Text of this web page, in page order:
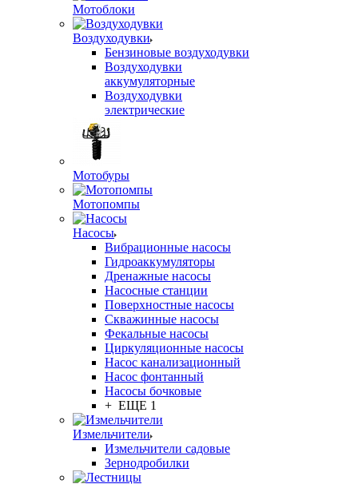
Мотоблоки
Воздуходувки
Бензиновые воздуходувки
Воздуходувки
аккумуляторные
Воздуходувки
электрические
Мотобуры
Мотопомпы
Насосы
Вибрационные насосы
Гидроаккумуляторы
Дренажные насосы
Насосные станции
Поверхностные насосы
Скважинные насосы
Фекальные насосы
Циркуляционные насосы
Насос канализационный
Насос фонтанный
Насосы бочковые
+ ЕЩЕ 1
Измельчители
Измельчители садовые
Зернодробилки